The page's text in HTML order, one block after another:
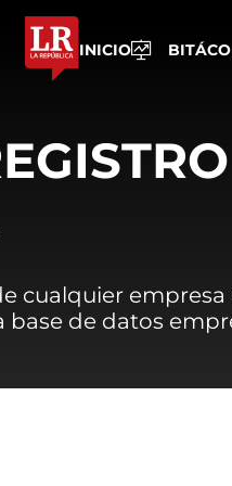
INICIO
cualquier
base de datos